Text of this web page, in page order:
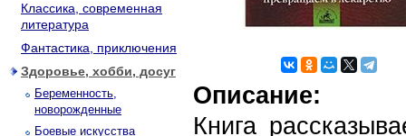
Классика, современная
литература
Фантастика, приключения
Здоровье, хобби, досуг
Беременность,
новорожденные
Боевые искусства
Описание:
Книга